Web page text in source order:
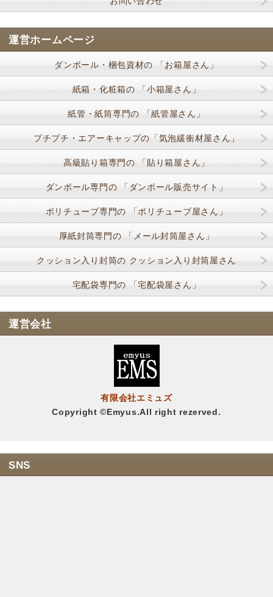
運営ホームページ
ダンボール・梱包資材の 「お箱屋さん」
紙箱・化粧箱の 「小箱屋さん」
紙管・紙筒専門の 「紙管屋さん」
プチプチ・エアーキャップの「気泡緩衝材屋さん」
高級貼り箱専門の 「貼り箱屋さん」
ダンボール専門の 「ダンボール販売サイト」
ポリチューブ専門の 「ポリチューブ屋さん」
厚紙封筒専門の 「メール封筒屋さん」
クッション入り封筒の クッション入り封筒屋さん
宅配袋専門の 「宅配袋屋さん」
運営会社
有限会社エミュズ
Copyright ©Emyus.All right rezerved.
SNS